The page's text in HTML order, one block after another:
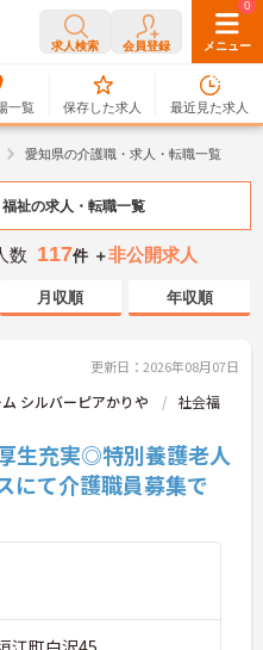
求人検索 会員登録 メニュー
一覧
0
保存した求人
0
最近見た求人
愛知県の介護職・求人・転職一覧
祉の求人・転職一覧
数 117件 ＋非公開求人
月収順 年収順
更新日：2026年08月07日
シルバーピアかりや
社会福
生充実◎特別養護老人
にて介護職員募集で